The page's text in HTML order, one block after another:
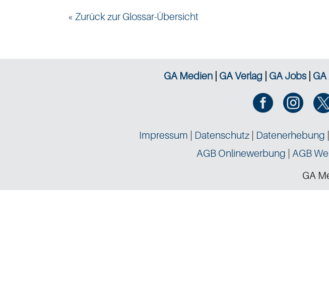
« Zurück zur Glossar-Übersicht
GA Medien GA Verlag GA Jobs
 
Impressum Datenschutz| Datenerhebung
AGB Onlinewerbung
AGB
GA